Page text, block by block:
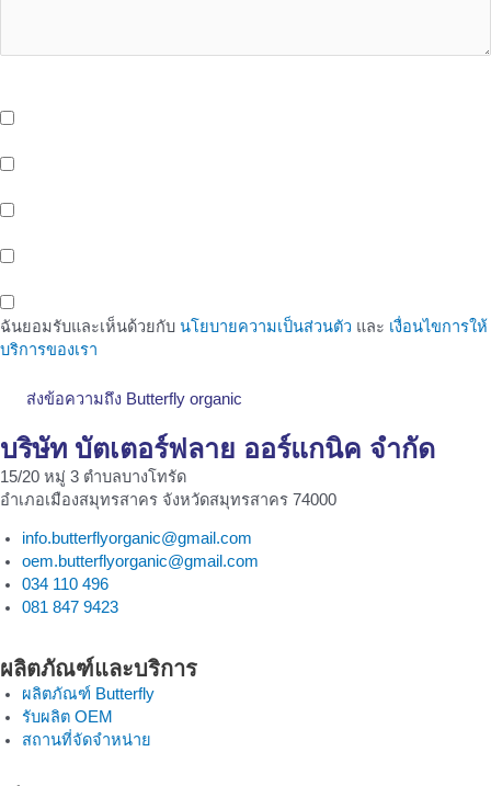
ฉันยอมรับและเห็นด้วยกับ นโยบายความเป็นส่วนตัว และ เงื่อนไขการให้
บริการของเรา
ส่งข้อความถึง Butterfly organic
บริษัท บัตเตอร์ฟลาย ออร์แกนิค จำกัด
15/20 หมู่ 3 ตำบลบางโทรัด
อำเภอเมืองสมุทรสาคร จังหวัดสมุทรสาคร 74000
info.butterflyorganic@gmail.com
oem.butterflyorganic@gmail.com
034 110 496
081 847 9423
ผลิตภัณฑ์และบริการ
ผลิตภัณฑ์ Butterfly
รับผลิต OEM
สถานที่จัดจำหน่าย